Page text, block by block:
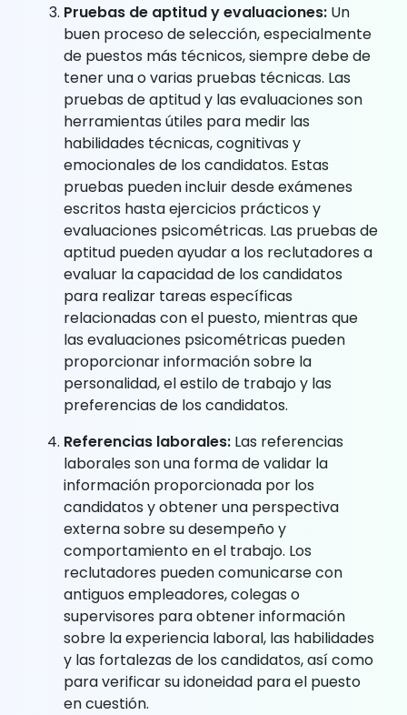
Pruebas de aptitud y evaluaciones: Un
buen proceso de selección, especialmente
de puestos más técnicos, siempre debe de
tener una o varias pruebas técnicas. Las
pruebas de aptitud y las evaluaciones son
herramientas útiles para medir las
habilidades técnicas, cognitivas y
emocionales de los candidatos. Estas
pruebas pueden incluir desde exámenes
escritos hasta ejercicios prácticos y
evaluaciones psicométricas. Las pruebas de
aptitud pueden ayudar a los reclutadores a
evaluar la capacidad de los candidatos
para realizar tareas específicas
relacionadas con el puesto, mientras que
las evaluaciones psicométricas pueden
proporcionar información sobre la
personalidad, el estilo de trabajo y las
preferencias de los candidatos.
Referencias laborales: Las referencias
laborales son una forma de validar la
información proporcionada por los
candidatos y obtener una perspectiva
externa sobre su desempeño y
comportamiento en el trabajo. Los
reclutadores pueden comunicarse con
antiguos empleadores, colegas o
supervisores para obtener información
sobre la experiencia laboral, las habilidades
y las fortalezas de los candidatos, así como
para verificar su idoneidad para el puesto
en cuestión.